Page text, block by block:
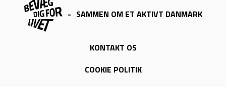
- SAMMEN OM ET AKTIVT DANMARK
KONTAKT OS
COOKIE POLITIK